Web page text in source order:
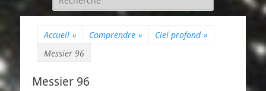
Accueil » Comprendre » Ciel profond »
Messier 96
Messier 96